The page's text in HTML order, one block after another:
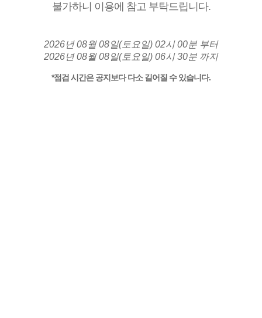
불가하니 이용에 참고 부탁드립니다.
2026년 08월 08일(토요일) 02시 00분 부터
2026년 08월 08일(토요일) 06시 30분 까지
*점검 시간은 공지보다 다소 길어질 수 있습니다.